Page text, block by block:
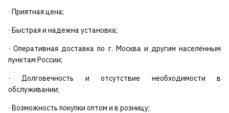
· Приятная цена;
· Быстрая и надежна установка;
· Оперативная доставка по г. Москва и другим населённым
пунктам России;
· Долговечность и отсутствие необходимости в
обслуживании;
· Возможность покупки оптом и в розницу;